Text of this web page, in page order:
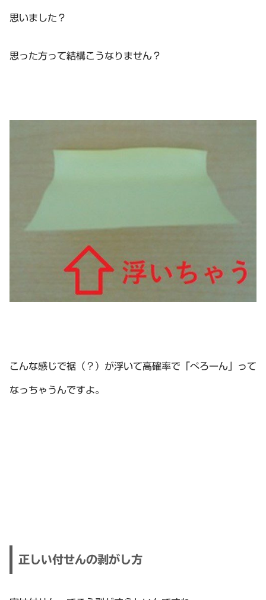
思いました？
思った方って結構こうなりません？
こんな感じで裾（？）が浮いて高確率で「ぺろーん」って
なっちゃうんですよ。
正しい付せんの剥がし方